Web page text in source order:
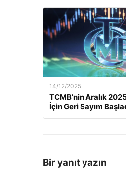
14/12/2025
TCMB’nin Aralık
İçin Geri Sayım
Bir yanıt yazın